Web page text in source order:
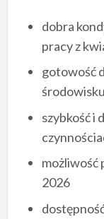
dobra
pracy z
gotowość
szybkość i
możliwość
2026